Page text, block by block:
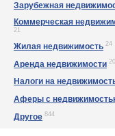
Зарубежная
Коммерческая
21
Жилая недвижимость 24
Аренда недвижимости 20
Налоги на
Аферы с
Другое 844